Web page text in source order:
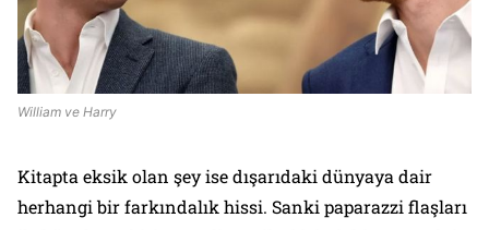
William ve Harry
Kitapta eksik olan şey ise dışarıdaki dünyaya dair
herhangi bir farkındalık hissi. Sanki paparazzi flaşları